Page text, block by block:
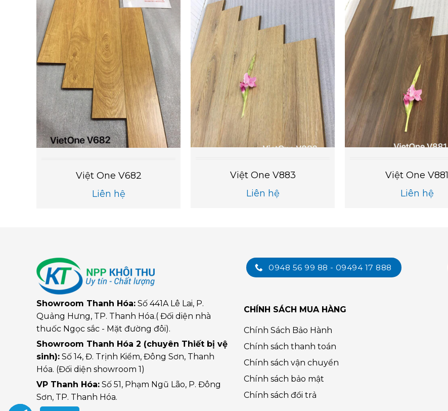
Việt One V682
Liên hệ
Việt One V883
Liên hệ
Việt One V881
Liên hệ
0948 56 99 88 - 09494 17 888
Showroom Thanh Hóa: Số 441A Lê Lai, P.
Quảng Hưng, TP. Thanh Hóa.( Đối diện nhà
thuốc Ngọc sắc - Mặt đường đôi).
Showroom Thanh Hóa 2 (chuyên Thiết bị vệ
sinh): Số 14, Đ. Trịnh Kiểm, Đông Sơn, Thanh
Hóa. (Đối diện showroom 1)
VP Thanh Hóa: Số 51, Phạm Ngũ Lão, P. Đông
Sơn, TP. Thanh Hóa.
CHÍNH SÁCH MUA HÀNG
Chính Sách Bảo Hành
Chính sách thanh toán
Chính sách vận chuyển
Chính sách bảo mật
Chính sách đổi trả